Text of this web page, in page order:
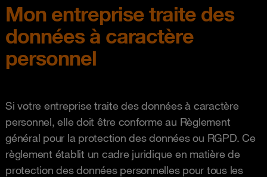
Mon entreprise traite des
données à caractère
personnel
Si votre entreprise traite des données à caractère
personnel, elle doit être conforme au Règlement
général pour la protection des données ou RGPD. Ce
règlement établit un cadre juridique en matière de
protection des données personnelles pour tous les